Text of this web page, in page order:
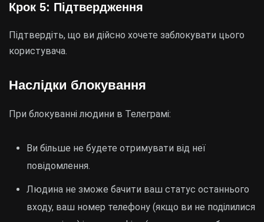
Крок 5: Підтвердження
Підтвердіть, що ви дійсно хочете заблокувати цього
користувача.
Наслідки блокування
При блокуванні людини в Телеграмі:
Ви більше не будете отримувати від неї
повідомлення.
Людина не зможе бачити ваш статус останнього
входу, ваш номер телефону (якщо ви не поділилися